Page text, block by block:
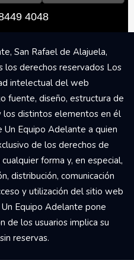
4048
San Rafael de Alajuela,
los derechos reservados Los
intelectual del web
fuente, diseño, estructura de
los distintos elementos en él
Equipo Adelante a quien
de los derechos de
forma y, en especial,
distribución, comunicación
y utilización del sitio web
Equipo Adelante pone
de los usuarios implica su
reservas.